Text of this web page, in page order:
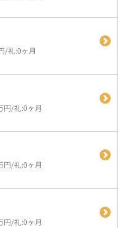
/礼:0ヶ月
円/礼:0ヶ月
円/礼:0ヶ月
円/礼:0ヶ月